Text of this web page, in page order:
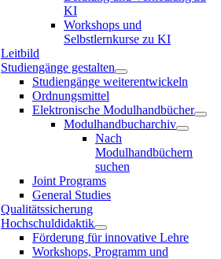
KI
Workshops und
Selbstlernkurse zu KI
Leitbild
Studiengänge gestalten
Studiengänge weiterentwickeln
Ordnungsmittel
Elektronische Modulhandbücher
Modulhandbucharchiv
Nach
Modulhandbüchern
suchen
Joint Programs
General Studies
Qualitätssicherung
Hochschuldidaktik
Förderung für innovative Lehre
Workshops, Programm und